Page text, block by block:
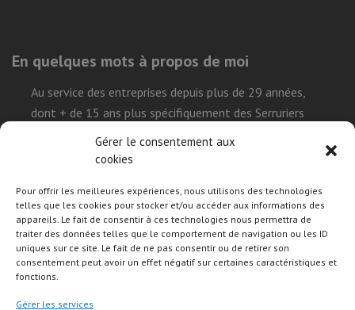
Gérer le consentement aux
cookies
Pour offrir les meilleures expériences, nous utilisons des technologies
telles que les cookies pour stocker et/ou accéder aux informations des
appareils. Le fait de consentir à ces technologies nous permettra de
traiter des données telles que le comportement de navigation ou les ID
uniques sur ce site. Le fait de ne pas consentir ou de retirer son
consentement peut avoir un effet négatif sur certaines caractéristiques et
fonctions.
Gérer les services
En quelques mots à propos de moi
Au service des entreprises depuis plus de 29 années,
dont + de 15 ans plus spécifiquement des Serruriers
leur projet sur le Web et démystifier l’environnement
permettant de construire leurs présences de façon
efficace, durable et autonome.
Suivre mon activité sur les réseaux sociaux